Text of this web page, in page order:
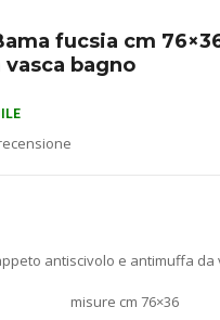
fucsia cm
bagno
antiscivolo e antimuffa da
misure cm 76×36